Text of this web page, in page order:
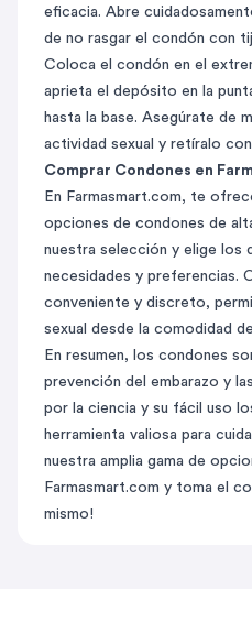
eficacia. Abre
de no rasgar el condón con
Coloca el condón en el
aprieta el depósito en la
hasta la base. Asegúrate de
actividad sexual y retíralo
Comprar Condones en
En Farmasmart.com, te
opciones de condones de
nuestra selección y elige los
necesidades y preferencias.
conveniente y discreto,
sexual desde la comodidad
En resumen, los condones
prevención del embarazo y
por la ciencia y su fácil uso
herramienta valiosa para
nuestra amplia gama de
Farmasmart.com y toma el
mismo!